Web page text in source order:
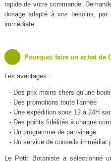
rapide de votre commande.
dosage adapté à vos besoins,
immédiate.
Pourquoi faire un achat de
Les avantages :
- Des prix moins chers qu'une
- Des promotions toute l'année
- Une expédition sous 12 à 24H
- Des points fidélités à chaque
- Un programme de parrainage
- Un service de conseils immédiat
Le Petit Botaniste a sélectionné